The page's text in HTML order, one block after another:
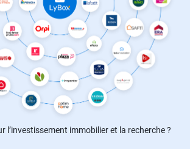
l’investissement immobilier et la recherche ?